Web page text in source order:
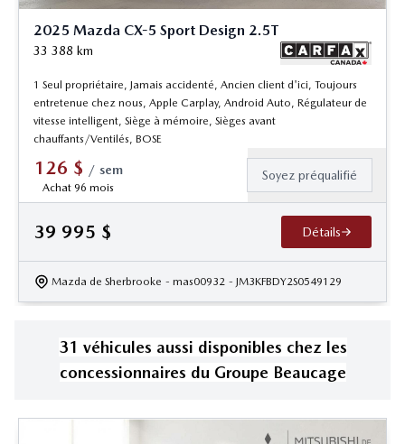
2025 Mazda CX-5 Sport Design 2.5T
33 388 km
1 Seul propriétaire, Jamais accidenté, Ancien client d'ici, Toujours
entretenue chez nous, Apple Carplay, Android Auto, Régulateur de
vitesse intelligent, Siège à mémoire, Sièges avant
chauffants/Ventilés, BOSE
126 $ / sem
Achat 96 mois
Soyez préqualifié
39 995 $ Détails
Mazda de Sherbrooke - mas00932 - JM3KFBDY2S0549129
31 véhicules aussi disponibles chez les
concessionnaires du Groupe Beaucage